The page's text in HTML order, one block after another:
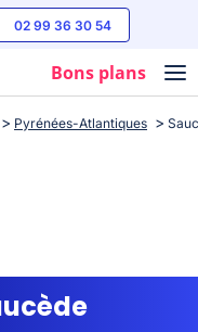
02 99 36 30 54
Bons plans
Pyrénées-Atlantiques